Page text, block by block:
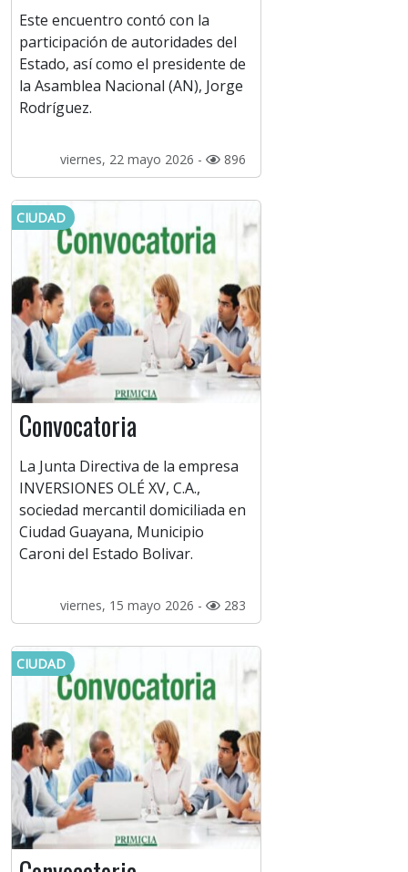
Este encuentro contó con la
participación de autoridades del
Estado, así como el presidente de
la Asamblea Nacional (AN), Jorge
Rodríguez.
viernes, 22 mayo 2026 - 896
CIUDAD
Convocatoria
La Junta Directiva de la empresa
INVERSIONES OLÉ XV, C.A.,
sociedad mercantil domiciliada en
Ciudad Guayana, Municipio
Caroni del Estado Bolivar.
viernes, 15 mayo 2026 - 283
CIUDAD